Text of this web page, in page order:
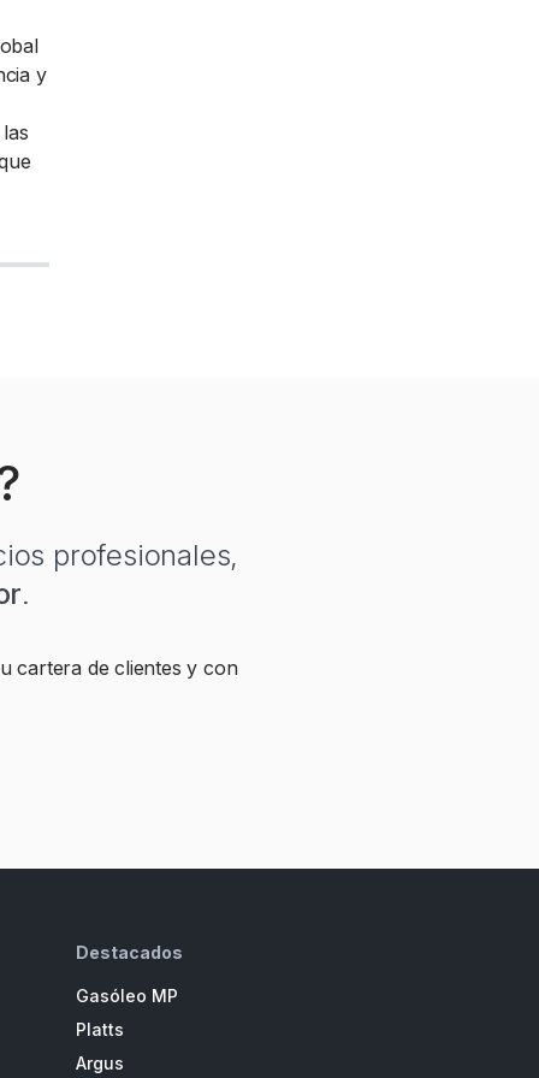
y
profesionales,
.
cartera de clientes y con
Destacados
Gasóleo MP
Platts
Argus